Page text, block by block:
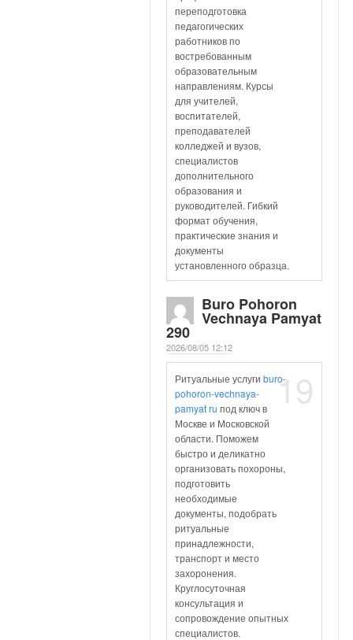
переподготовка
педагогических
работников по
востребованным
образовательным
направлениям. Курсы
для учителей,
воспитателей,
преподавателей
колледжей и вузов,
специалистов
дополнительного
образования и
руководителей. Гибкий
формат обучения,
практические знания и
документы
установленного образца.
Buro Pohoron
Vechnaya Pamyat
290
2026/08/05 12:12
19
Ритуальные услуги buro-
pohoron-vechnaya-
pamyat ru под ключ в
Москве и Московской
области. Поможем
быстро и деликатно
организовать похороны,
подготовить
необходимые
документы, подобрать
ритуальные
принадлежности,
транспорт и место
захоронения.
Круглосуточная
консультация и
сопровождение опытных
специалистов.